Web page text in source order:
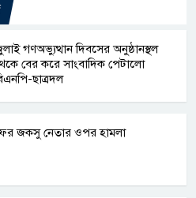
গণঅভ্যুত্থান দিবসের অনুষ্ঠানস্থল
বের করে সাংবাদিক পেটালো
ছাত্রদল
জকসু নেতার ওপর হামলা